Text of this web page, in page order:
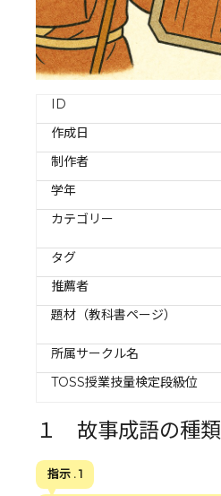
ID
作成日
制作者
学年
カテゴリー
タグ
推薦者
題材（教科書ページ）
所属サークル名
TOSS授業技量検定段級位
１ 故事成語の種類
指示 . 1